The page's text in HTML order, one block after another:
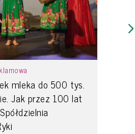
mleka do 500 tys.
Jak przez 100 lat